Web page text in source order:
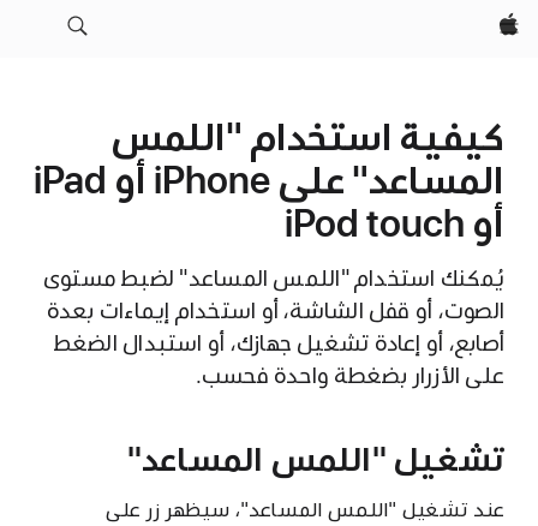
Apple‏
كيفية استخدام "اللمس
المساعد" على iPhone أو iPad
أو iPod touch
يُمكنك استخدام "اللمس المساعد" لضبط مستوى
الصوت، أو قفل الشاشة، أو استخدام إيماءات بعدة
أصابع، أو إعادة تشغيل جهازك، أو استبدال الضغط
على الأزرار بضغطة واحدة فحسب.
تشغيل "اللمس المساعد"
عند تشغيل "اللمس المساعد"، سيظهر زر على